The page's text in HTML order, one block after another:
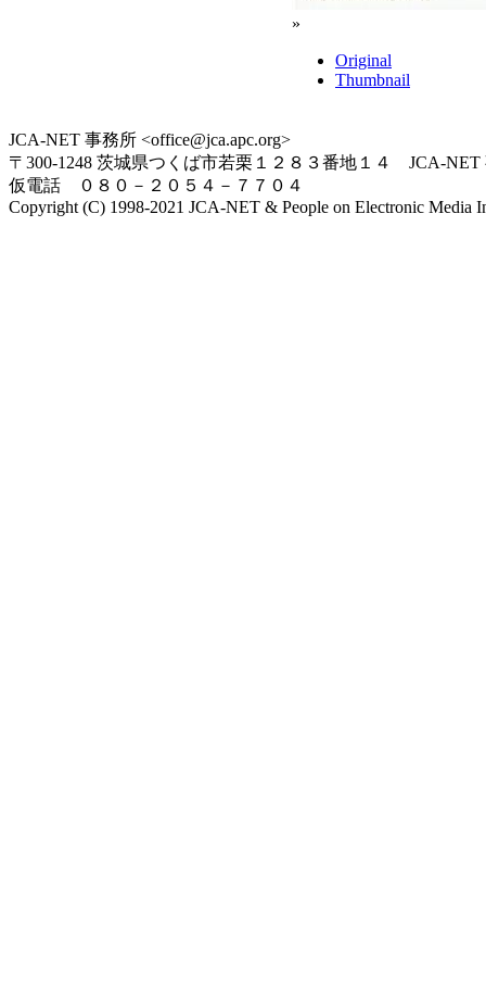
»
Original
Thumbnail
JCA-NET 事務所 <office@jca.apc.org>
〒300-1248 茨城県つくば市若栗１２８３番地１４ JCA-NET
仮電話 ０８０－２０５４－７７０４
Copyright (C) 1998-2021 JCA-NET & People on Electronic Media